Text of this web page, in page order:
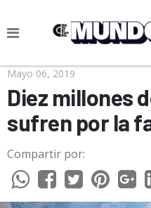
NOTICIAS
CULTURA POP
CIENCIA Y TECNOLOGÍA
VIDA
SOCIEDAD
Mayo 06, 2019
Diez millones
sufren por la
Compartir por: